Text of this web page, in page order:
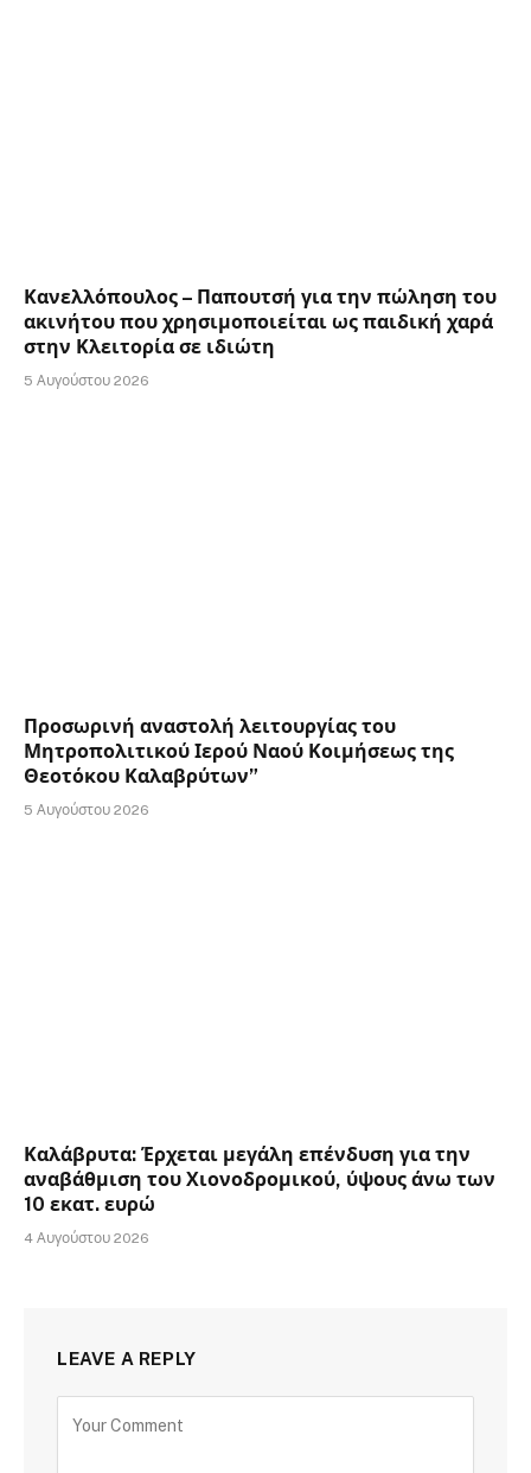
Κανελλόπουλος – Παπουτσή για την πώληση του
ακινήτου που χρησιμοποιείται ως παιδική χαρά
στην Κλειτορία σε ιδιώτη
5 Αυγούστου 2026
Προσωρινή αναστολή λειτουργίας του
Μητροπολιτικού Ιερού Ναού Κοιμήσεως της
Θεοτόκου Καλαβρύτων”
5 Αυγούστου 2026
Καλάβρυτα: Έρχεται μεγάλη επένδυση για την
αναβάθμιση του Χιονοδρομικού, ύψους άνω των
10 εκατ. ευρώ
4 Αυγούστου 2026
LEAVE A REPLY